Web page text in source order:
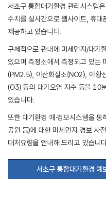
서초구 통합대기환경 관리시스템
수치를 실시간으로 웹사이트, 휴
제공하고 있습니다.
구체적으로 관내에 미세먼지/대기
있으며 측정소에서 측정되고 있는
(PM2.5), 이산화질소(NO2), 아황
(O3) 등의 대기오염 지수 등을 10
있습니다.
또한 대기환경 예∙경보시스템을
공원 등)에 대한 미세먼지 경보 사
대처요령을 안내해 드리고 있습니
서초구 통합대기환경 예